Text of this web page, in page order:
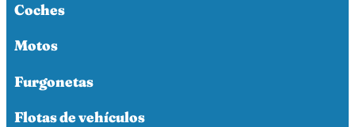
Coches
Motos
Furgonetas
Flotas de vehículos